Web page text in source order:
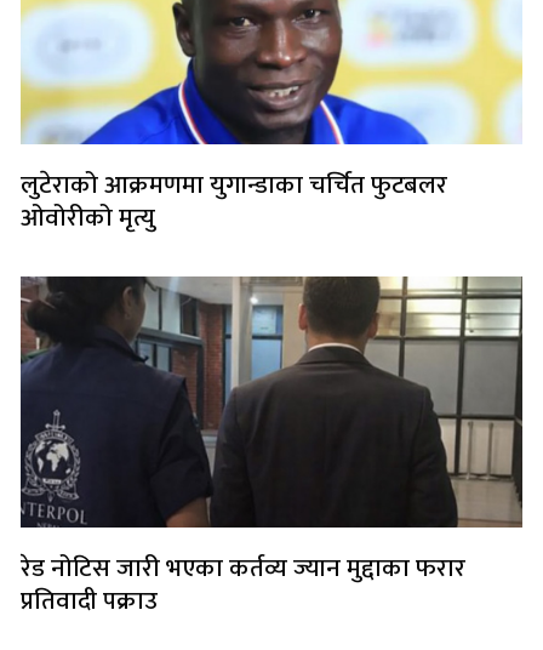
लुटेराको आक्रमणमा युगान्डाका चर्चित फुटबलर
ओवोरीको मृत्यु
रेड नोटिस जारी भएका कर्तव्य ज्यान मुद्दाका फरार
प्रतिवादी पक्राउ